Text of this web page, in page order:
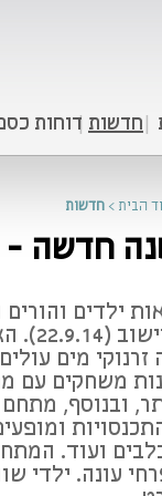
חדשות דוחות
הבית > חדשות
- גינה חדשה! נחנך גן כרמים
ילדים
זרנוקי מים
משחקים עם
ובנוסף,
ועוד.
עונה. ילדי